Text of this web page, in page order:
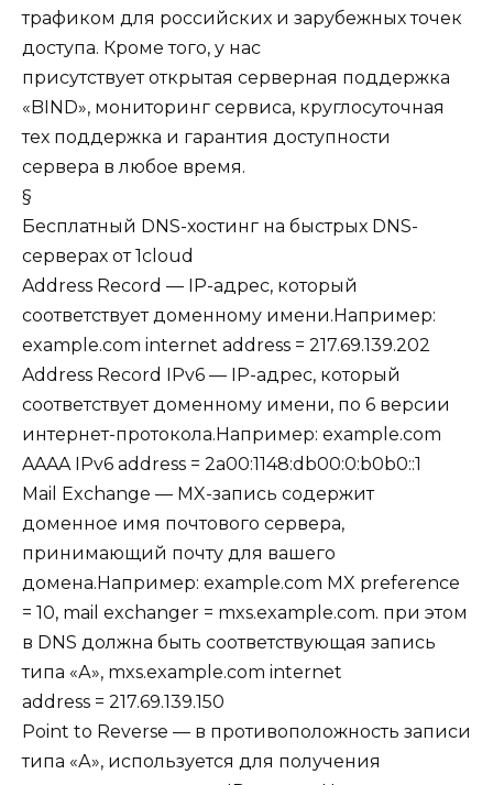
трафиком для российских и зарубежных точек
доступа. Кроме того, у нас
присутствует открытая серверная поддержка
«BIND», мониторинг сервиса, круглосуточная
тех поддержка и гарантия доступности
сервера в любое время.
§
Бесплатный DNS-хостинг на быстрых DNS-
серверах от 1cloud
Address Record — IP-адрес, который
соответствует доменному имени.Например:
example.com internet address = 217.69.139.202
Address Record IPv6 — IP-адрес, который
соответствует доменному имени, по 6 версии
интернет-протокола.Например: example.com
AAAA IPv6 address = 2a00:1148:db00:0:b0b0::1
Mail Exchange — MX-запись содержит
доменное имя почтового сервера,
принимающий почту для вашего
домена.Например: example.com MX preference
= 10, mail exchanger = mxs.example.com. при этом
в DNS должна быть соответствующая запись
типа «А», mxs.example.com internet
address = 217.69.139.150
Point to Reverse — в противоположность записи
типа «А», используется для получения